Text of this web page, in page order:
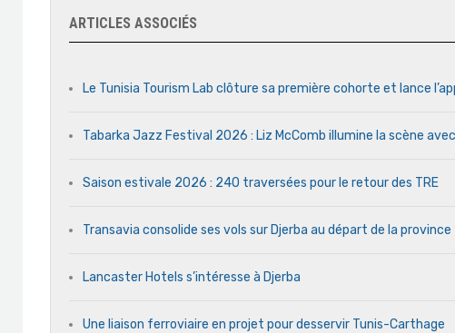
ARTICLES ASSOCIÉS
Le Tunisia Tourism Lab clôture sa première cohorte et lance
Tabarka Jazz Festival 2026 : Liz McComb illumine la scène
Saison estivale 2026 : 240 traversées pour le retour des TRE
Transavia consolide ses vols sur Djerba au départ de la
Lancaster Hotels s’intéresse à Djerba
Une liaison ferroviaire en projet pour desservir Tunis-Carthage